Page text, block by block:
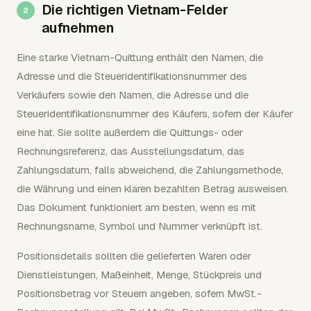
Die richtigen Vietnam-Felder
aufnehmen
Eine starke Vietnam-Quittung enthält den Namen, die
Adresse und die Steueridentifikationsnummer des
Verkäufers sowie den Namen, die Adresse und die
Steueridentifikationsnummer des Käufers, sofern der Käufer
eine hat. Sie sollte außerdem die Quittungs- oder
Rechnungsreferenz, das Ausstellungsdatum, das
Zahlungsdatum, falls abweichend, die Zahlungsmethode,
die Währung und einen klaren bezahlten Betrag ausweisen.
Das Dokument funktioniert am besten, wenn es mit
Rechnungsname, Symbol und Nummer verknüpft ist.
Positionsdetails sollten die gelieferten Waren oder
Dienstleistungen, Maßeinheit, Menge, Stückpreis und
Positionsbetrag vor Steuern angeben, sofern MwSt.-